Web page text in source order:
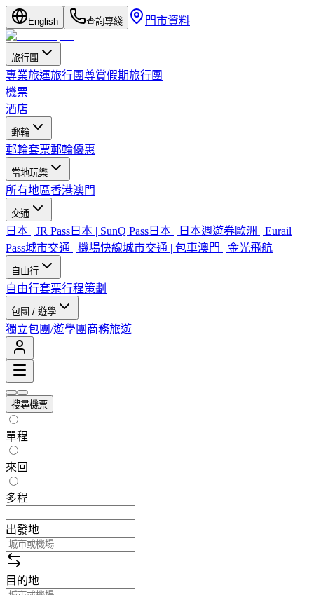
English 查詢專綫 門市資料
旅行團
專業旅運旅行團尊賞假期旅行團
機票
酒店
郵輪
郵輪套票郵輪優惠
當地玩樂
所有地區香港澳門
交通
日本 | JR Pass 日本 | SunQ Pass 日本 | 日本週遊券歐洲 | Eurail
Pass城市交通 | 機場快線城市交通 | 包車澳門 | 金光飛航
自由行
自由行套票行程策劃
包團 / 遊學
獨立包團/遊學團 商務旅遊
搜尋機票
單程
來回
多程
出發地
目的地